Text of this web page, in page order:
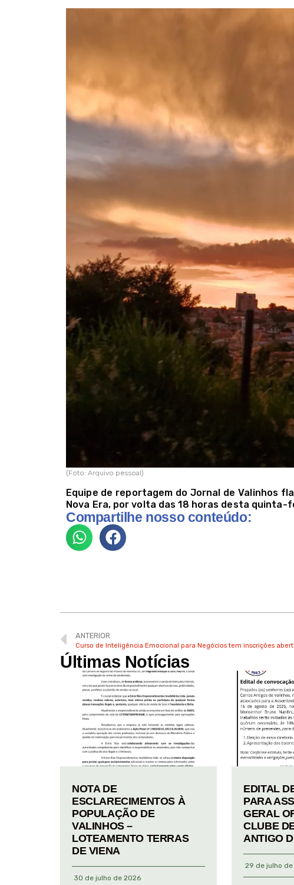
(Foto: Arquivo pessoal)
Equipe de reportagem do Jornal de Valinhos
Nova Era, por volta das 18 horas desta quinta-
Compartilhe nosso conteúdo:
ANTERIOR
Curso de Inteligência Emocional para Negócios tem inscrições
Últimas Notícias
NOTA DE
ESCLARECIMENTOS À
POPULAÇÃO DE
VALINHOS –
LOTEAMENTO TERRAS
DE VIENA
30 de julho de 2026
EDITAL
PARA
GERAL
CLUBE
ANTIGO
29 de julho